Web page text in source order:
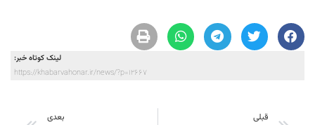
لینک کوتاه خبر:
https://khabarvahonar.ir/news/?p=12667
قبلی بعدی